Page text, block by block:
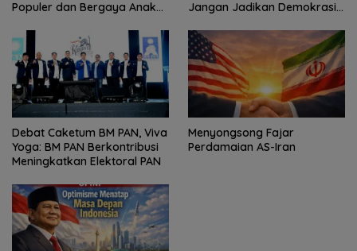
Populer dan Bergaya Anak
Jangan Jadikan Demokrasi
Politik
Debat Caketum BM PAN, Viva
Yoga: BM PAN Berkontribusi
Meningkatkan Elektoral PAN
Menyongsong Fajar
Perdamaian AS-Iran